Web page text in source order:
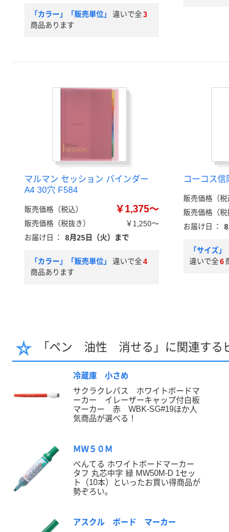
「カラー」「販売単位」 違いで全3
商品あります
マルマン セッション バインダー
A4 30穴 F584
販売価格（税込） ￥1,375～
販売価格（税抜き）
￥1,250～
お届け日
： 8月25日（火）まで
「カラー」「販売単位」 違いで全4
商品あります
コーコス
販売価格（税
販売価格（税
お届け日
：
「サイズ
違いで全6
「ペン 油性 消せる」に関連する
冷蔵庫 小さめ
サクラクレパス ホワイトボードマ
ーカー イレーザーキャップ付白板
マーカー 赤 WBK-SG#19ほか人
気商品が選べる！
ＭＷ５０Ｍ
ぺんてる ホワイトボードマーカー
タフ 丸芯中字 緑 MW50M-D 1セッ
ト（10本）といったお買い得商品が
勢ぞろい。
アスクル ボード マーカー